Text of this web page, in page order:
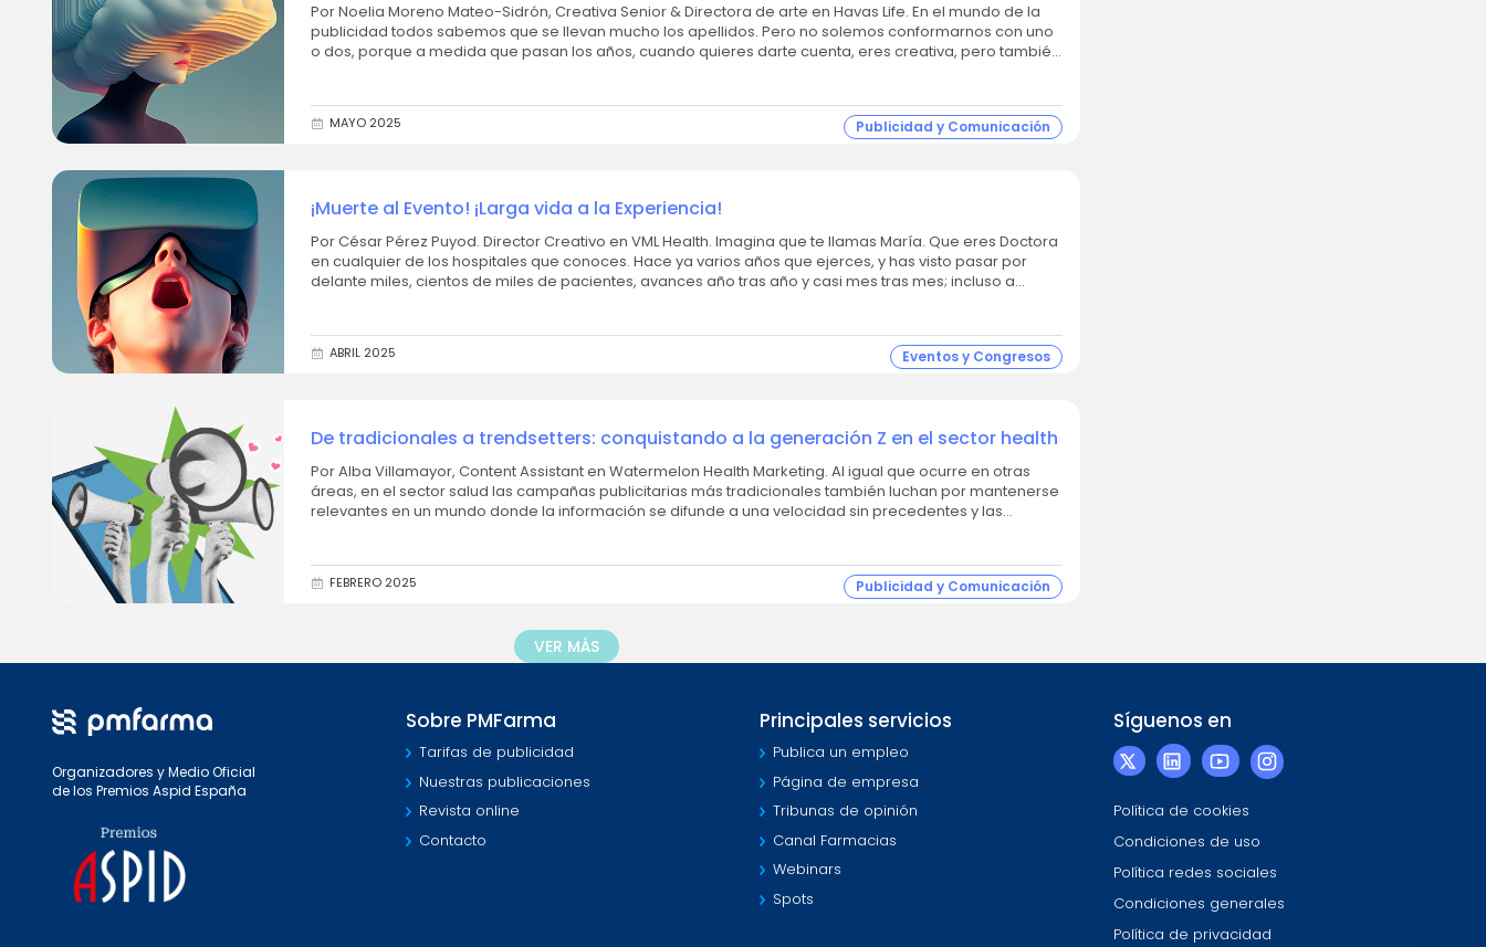
Por Noelia Moreno Mateo-Sidrón, Creativa Senior & Directora de arte en Havas Life. En el mundo de la
publicidad todos sabemos que se llevan mucho los apellidos. Pero no solemos conformarnos con uno
o dos, porque a medida que pasan los años, cuando quieres darte cuenta, eres creativa, pero también
MAYO 2025 Publicidad y Comunicación
¡Muerte al Evento! ¡Larga vida a la Experiencia!
Por César Pérez Puyod. Director Creativo en VML Health. Imagina que te llamas María. Que eres Doctora
en cualquier de los hospitales que conoces. Hace ya varios años que ejerces, y has visto pasar por
delante miles, cientos de miles de pacientes, avances año tras año y casi mes tras mes; incluso a
ABRIL 2025 Eventos y Congresos
De tradicionales a trendsetters: conquistando a la generación Z en el sector health
Por Alba Villamayor, Content Assistant en Watermelon Health Marketing. Al igual que ocurre en otras
áreas, en el sector salud las campañas publicitarias más tradicionales también luchan por mantenerse
relevantes en un mundo donde la información se difunde a una velocidad sin precedentes y las
FEBRERO 2025 Publicidad y Comunicación
VER MÁS
Organizadores y Medio Oficial
de los Premios Aspid España
Sobre PMFarma
Tarifas de publicidad
Nuestras publicaciones
Revista online
Contacto
Principales servicios
Publica un empleo
Página de empresa
Tribunas de opinión
Canal Farmacias
Webinars
Spots
Síguenos en
Política de cookies
Condiciones de uso
Política redes sociales
Condiciones generales
Política de privacidad